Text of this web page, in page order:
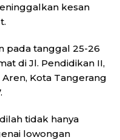
kesan
pada tanggal 25-26
di Jl. Pendidikan II,
Kota Tangerang
tidak hanya
lowongan